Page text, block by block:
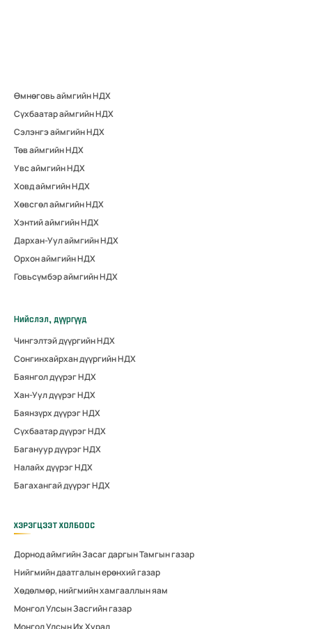
Өмнөговь аймгийн НДХ
Сүхбаатар аймгийн НДХ
Сэлэнгэ аймгийн НДХ
Төв аймгийн НДХ
Увс аймгийн НДХ
Ховд аймгийн НДХ
Хөвсгөл аймгийн НДХ
Хэнтий аймгийн НДХ
Дархан-Уул аймгийн НДХ
Орхон аймгийн НДХ
Говьсүмбэр аймгийн НДХ
Нийслэл, дүүргүүд
Чингэлтэй дүүргийн НДХ
Сонгинхайрхан дүүргийн НДХ
Баянгол дүүрэг НДХ
Хан-Уул дүүрэг НДХ
Баянзүрх дүүрэг НДХ
Сүхбаатар дүүрэг НДХ
Багануур дүүрэг НДХ
Налайх дүүрэг НДХ
Багахангай дүүрэг НДХ
ХЭРЭГЦЭЭТ ХОЛБООС
Дорнод аймгийн Засаг даргын Тамгын газар
Нийгмийн даатгалын ерөнхий газар
Хөдөлмөр, нийгмийн хамгааллын яам
Монгол Улсын Засгийн газар